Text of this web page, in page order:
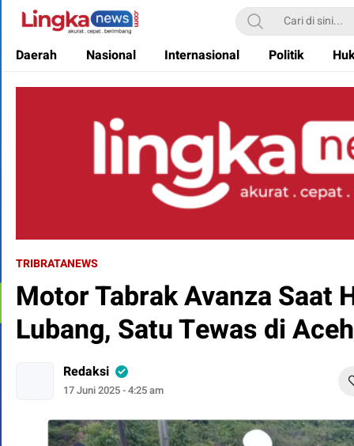
Lingkanews
Akurat. Cepat & Berimbang
Daerah Nasional Internasional Politik
TRIBRATANEWS
Motor Tabrak Avanza Saat
Lubang, Satu Tewas di
Redaksi
17 Juni 2025 - 4:25 am